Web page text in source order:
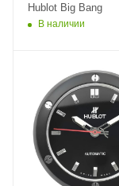
Hublot Big Bang
В наличии